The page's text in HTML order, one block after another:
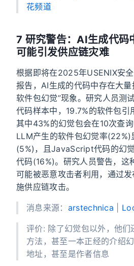
花频道
7 研究警告：AI生成代码
可能引发供应链灾难
根据即将在2025年USENIX安
报告，AI生成的代码中存在大
软件包幻觉”现象。研究人员测
代码样本中，19.7%的软件包引
其中43%的幻觉包会在10次查
LLM产生的软件包幻觉率(22%)
(5%)，且JavaScript代码的幻
代码(16%)。研究人员警告，这
可能被恶意攻击者利用，通过
施供应链攻击。
消息来源： arstechnica
评价: 除了幻觉包以外，他们
方法，甚至一本正经的介绍
地址，甚至是作者信息